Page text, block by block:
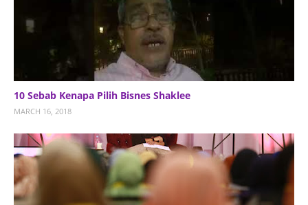
10 Sebab Kenapa Pilih Bisnes Shaklee
MARCH 16, 2018